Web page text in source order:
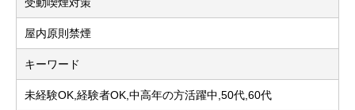
屋内原則禁煙
キーワード
未経験OK,経験者OK,中高年の方活躍中,50代,60代